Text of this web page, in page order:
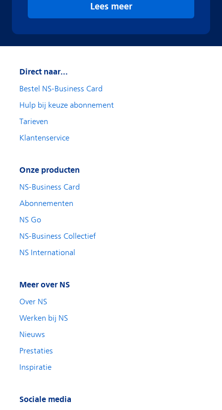
Lees meer
Direct naar...
Bestel NS-Business Card
Hulp bij keuze abonnement
Tarieven
Klantenservice
Onze producten
NS-Business Card
Abonnementen
NS Go
NS-Business Collectief
NS International
Meer over NS
Over NS
Werken bij NS
Nieuws
Prestaties
Inspiratie
Sociale media